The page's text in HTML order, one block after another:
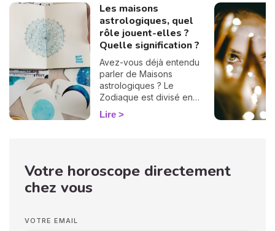
Les maisons
astrologiques, quel
rôle jouent-elles ?
Quelle signification ?
Avez-vous déjà entendu
parler de Maisons
astrologiques ? Le
Zodiaque est divisé en
douze Maisons et chacune
correspond à une sphère
naissance, elles jouent un
rôle très important pour
Lire
Votre horoscope directement
chez vous
VOTRE EMAIL